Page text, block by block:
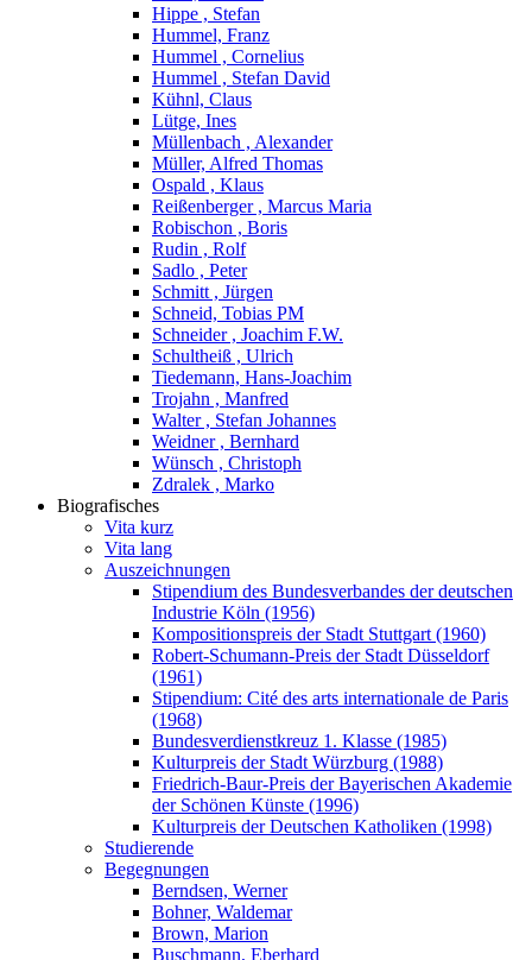
Hippe , Stefan
Hummel, Franz
Hummel , Cornelius
Hummel , Stefan David
Kühnl, Claus
Lütge, Ines
Müllenbach , Alexander
Müller, Alfred Thomas
Ospald , Klaus
Reißenberger , Marcus Maria
Robischon , Boris
Rudin , Rolf
Sadlo , Peter
Schmitt , Jürgen
Schneid, Tobias PM
Schneider , Joachim F.W.
Schultheiß , Ulrich
Tiedemann, Hans-Joachim
Trojahn , Manfred
Walter , Stefan Johannes
Weidner , Bernhard
Wünsch , Christoph
Zdralek , Marko
Biografisches
Vita kurz
Vita lang
Auszeichnungen
Stipendium des Bundesverbandes der deutschen
Industrie Köln (1956)
Kompositionspreis der Stadt Stuttgart (1960)
Robert-Schumann-Preis der Stadt Düsseldorf
(1961)
Stipendium: Cité des arts internationale de Paris
(1968)
Bundesverdienstkreuz 1. Klasse (1985)
Kulturpreis der Stadt Würzburg (1988)
Friedrich-Baur-Preis der Bayerischen Akademie
der Schönen Künste (1996)
Kulturpreis der Deutschen Katholiken (1998)
Studierende
Begegnungen
Berndsen, Werner
Bohner, Waldemar
Brown, Marion
Buschmann, Eberhard